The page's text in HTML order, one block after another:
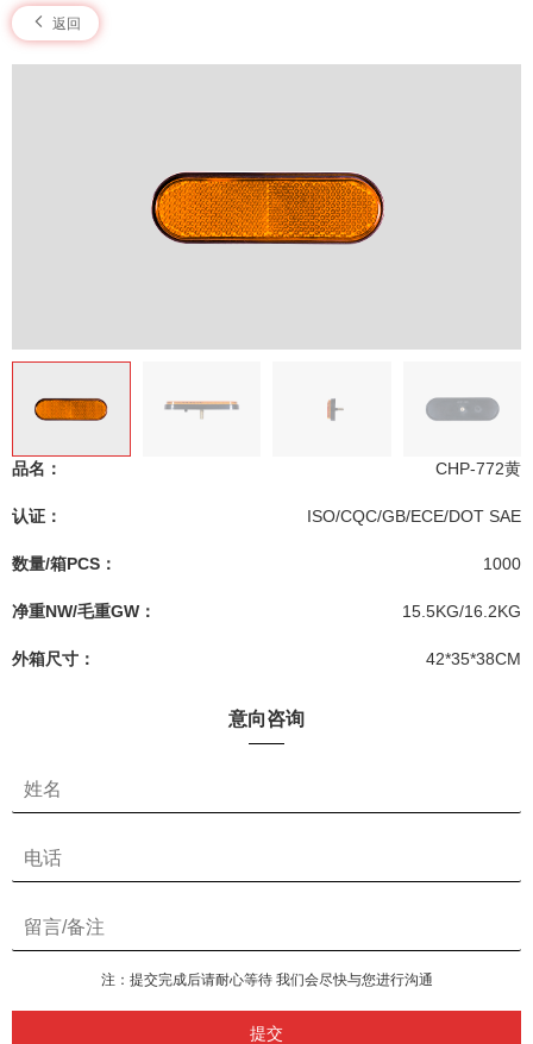
返回
品名： CHP-772黄
认证： ISO/CQC/GB/ECE/DOT SAE
数量/箱PCS： 1000
净重NW/毛重GW： 15.5KG/16.2KG
外箱尺寸： 42*35*38CM
意向咨询
提交
注：提交完成后请耐心等待 我们会尽快与您进行沟通